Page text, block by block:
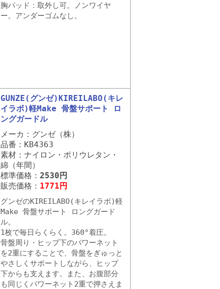
胸パッド：取外し可。ノンワイヤ
ー。アンダーゴムなし。
GUNZE(グンゼ)KIREILABO(キレ
イラボ)軽Make 骨盤サポート ロ
ングガードル
メーカ：グンゼ（株）
品番：KB4363
素材：ナイロン・ポリウレタン・
綿（年間）
標準価格： 2530円
販売価格： 1771円
グンゼのKIREILABO(キレイラボ)軽
Make 骨盤サポート ロングガード
ル。
1枚で毎日らくらく。360°着圧。
骨盤周り・ヒップ下のパワーネット
を2重にすることで、骨盤をぎゅっと
やさしくサポートしながら、ヒップ
下からも支えます。また、お腹部分
も同じくパワーネット2重で押さえま